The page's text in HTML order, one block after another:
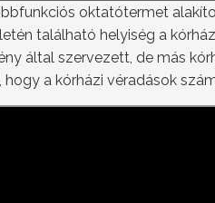
oktatótermet
található helyiség a
által szervezett, de más
a kórházi véradások